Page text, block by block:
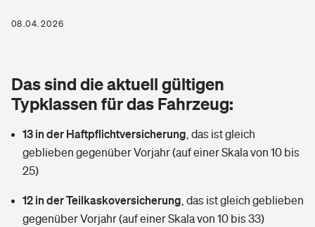
Zur Übersicht
Tools
Wer versichert was: Jetzt Versicherer finden
Sie haben Fragen?
Glasversicherung
Mietkautionsversicherung
Restkreditversicherung
Kinderunfall­ver­si­che­rung
Kinderinvalidität
Hundehalter-Haftpflicht
Private Krankenversicherung
Dread-Disease-Versicherung
Tierkrankenversicherung
Zur Übersicht
Tools
08.04.2026
Das sind die aktuell gültigen
Typklassen für das Fahrzeug:
13 in der Haftpflichtversicherung das ist gleich
geblieben gegenüber Vorjahr (auf einer Skala von 10 bis
25)
12 in der Teilkaskoversicherung das ist gleich geblieben
gegenüber Vorjahr (auf einer Skala von 10 bis 33)